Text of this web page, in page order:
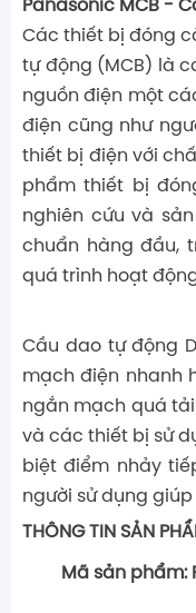
Panasonic MCB -
Các thiết bị đóng
tự động (MCB) là
nguồn điện một
điện cũng như
thiết bị điện với
phẩm thiết bị
nghiên cứu và
chuẩn hàng đầu,
quá trình hoạt
Cầu dao tự động
mạch điện nhanh
ngắn mạch quá
và các thiết bị sử
biệt điểm nhảy
người sử dụng
THÔNG TIN SẢN
Mã sản phẩm: